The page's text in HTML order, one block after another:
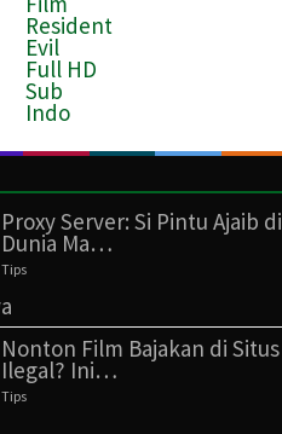
Proxy Server: Si Pintu Ajaib di
Dunia Ma…
Tips
Nonton Film Bajakan di Situs
Ilegal? Ini…
Tips